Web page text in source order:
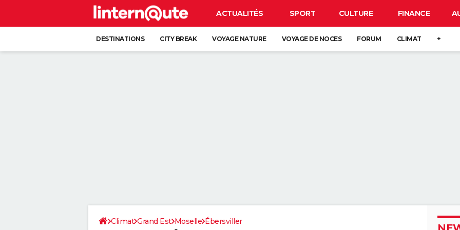
ACTUALITÉS SPORT CULTURE FINANCE
DESTINATIONS CITY BREAK VOYAGE NATURE VOYAGE DE NOCES FORUM CLIMAT +
Climat Grand Est Moselle Ébersviller